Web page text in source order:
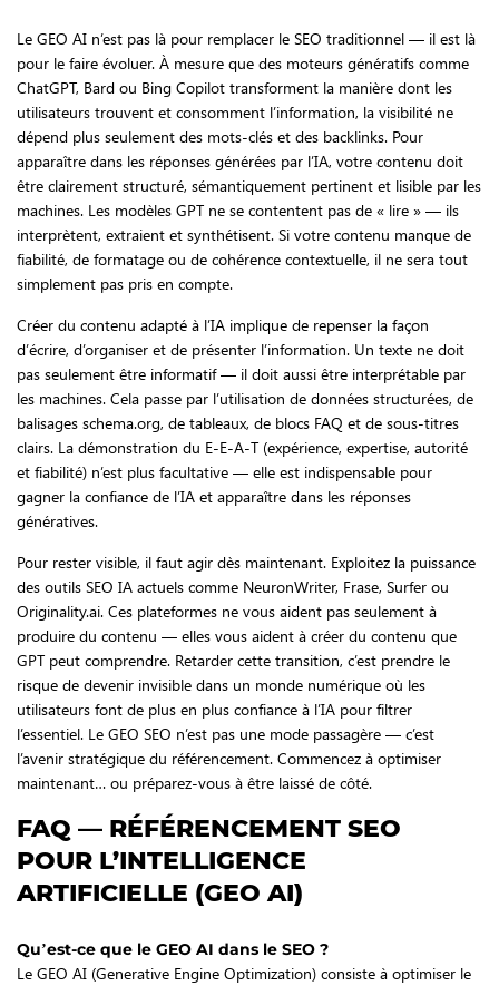
Le GEO AI n’est pas là pour remplacer le SEO traditionnel — il est là
pour le faire évoluer. À mesure que des moteurs génératifs comme
ChatGPT, Bard ou Bing Copilot transforment la manière dont les
utilisateurs trouvent et consomment l’information, la visibilité ne
dépend plus seulement des mots-clés et des backlinks. Pour
apparaître dans les réponses générées par l’IA, votre contenu doit
être clairement structuré, sémantiquement pertinent et lisible par les
machines. Les modèles GPT ne se contentent pas de « lire » — ils
interprètent, extraient et synthétisent. Si votre contenu manque de
fiabilité, de formatage ou de cohérence contextuelle, il ne sera tout
simplement pas pris en compte.
Créer du contenu adapté à l’IA implique de repenser la façon
d’écrire, d’organiser et de présenter l’information. Un texte ne doit
pas seulement être informatif — il doit aussi être interprétable par
les machines. Cela passe par l’utilisation de données structurées, de
balisages schema.org, de tableaux, de blocs FAQ et de sous-titres
clairs. La démonstration du E-E-A-T (expérience, expertise, autorité
et fiabilité) n’est plus facultative — elle est indispensable pour
gagner la confiance de l’IA et apparaître dans les réponses
génératives.
Pour rester visible, il faut agir dès maintenant. Exploitez la puissance
des outils SEO IA actuels comme NeuronWriter, Frase, Surfer ou
Originality.ai. Ces plateformes ne vous aident pas seulement à
produire du contenu — elles vous aident à créer du contenu que
GPT peut comprendre. Retarder cette transition, c’est prendre le
risque de devenir invisible dans un monde numérique où les
utilisateurs font de plus en plus confiance à l’IA pour filtrer
l’essentiel. Le GEO SEO n’est pas une mode passagère — c’est
l’avenir stratégique du référencement. Commencez à optimiser
maintenant… ou préparez-vous à être laissé de côté.
FAQ — RÉFÉRENCEMENT SEO
POUR L’INTELLIGENCE
ARTIFICIELLE (GEO AI)
Qu’est-ce que le GEO AI dans le SEO ?
Le GEO AI (Generative Engine Optimization) consiste à optimiser le